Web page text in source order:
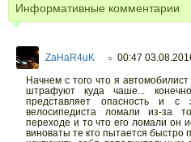
Информативные комментарии
ZaHaR4uK ○ 00:47
Начнем с того что я
штрафуют куда чаше...
представляет опасность и с
велосипедиста ломали из-за
переходе и то что его ломали он
виноваты те кто пытается